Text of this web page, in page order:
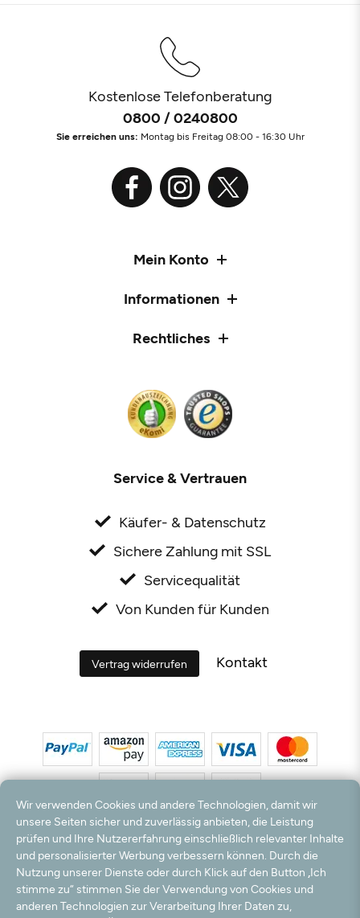
Kostenlose Telefonberatung
0800 / 0240800
Sie erreichen uns: Montag bis Freitag 08:00 - 16:30 Uhr
Mein Konto
Informationen
Rechtliches
Service & Vertrauen
Käufer- & Datenschutz
Sichere Zahlung mit SSL
Servicequalität
Von Kunden für Kunden
Vertrag widerrufen Kontakt
*Alle Preise inkl. MwSt. und zzgl. Versandkosten. **Kostenloser Versand und Rückversand
nur innerhalb Deutschlands und Österreichs.
Hinweis:Wir nutzen Ihre E-Mail Adresse für werbliche Zwecke, die jederzeit widerrufen
werden können. Ihre Daten werden nicht an Dritte weitergegeben.
© 2003 - 2026 Teppichversand24 GmbH / Alle Rechte vorbehalten. powered by
Wir verwenden Cookies und andere Technologien, damit wir
unsere Seiten sicher und zuverlässig anbieten, die Leistung
prüfen und Ihre Nutzererfahrung einschließlich relevanter Inhalte
und personalisierter Werbung verbessern können. Durch die
Nutzung unserer Dienste oder durch Klick auf den Button „Ich
stimme zu“ stimmen Sie der Verwendung von Cookies und
anderen Technologien zur Verarbeitung Ihrer Daten zu,